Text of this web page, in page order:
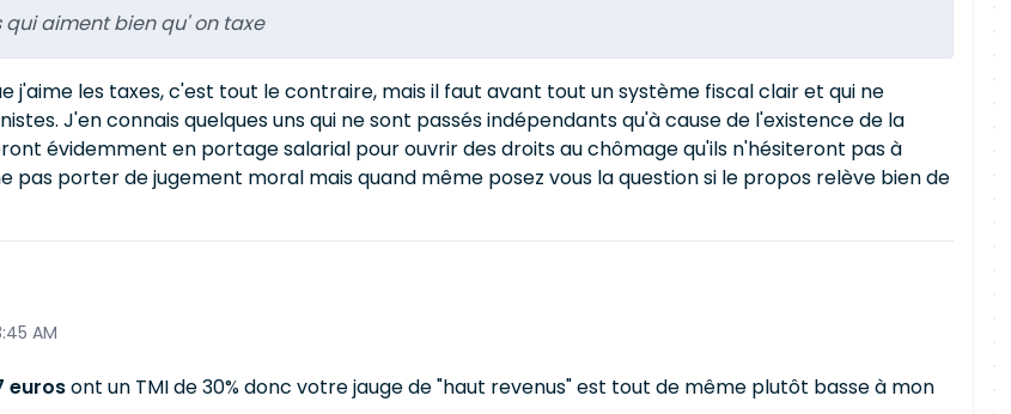
aiment bien qu' on taxe
j'aime les taxes, c'est tout le contraire, mais il faut avant tout un système fiscal clair et qui ne
J'en connais quelques uns qui ne sont passés indépendants qu'à cause de l'existence de la
évidemment en portage salarial pour ouvrir des droits au chômage qu'ils n'hésiteront pas à
porter de jugement moral mais quand même posez vous la question si le propos relève bien de
AM
eurosont un TMI de 30% donc votre jauge de "haut revenus" est tout de même plutôt basse à mon